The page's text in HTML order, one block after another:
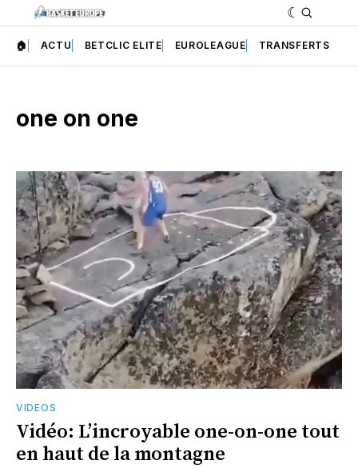
🏠 ACTU BETCLIC ELITE EUROLEAGUE TRANSFERTS
one on one
VIDEOS
Vidéo: L’incroyable one-on-one tout
en haut de la montagne